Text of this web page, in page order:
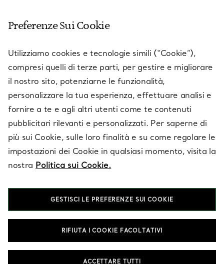
SU TIFFANY & CO.
LEGALE
SEGUICI
T&Co. 2026
Preferenze Sui Cookie
Utilizziamo cookies e tecnologie simili (“Cookie”),
compresi quelli di terze parti, per gestire e migliorare
il nostro sito, potenziarne le funzionalità,
personalizzare la tua esperienza, effettuare analisi e
fornire a te e agli altri utenti come te contenuti
pubblicitari rilevanti e personalizzati. Per saperne di
più sui Cookie, sulle loro finalità e su come regolare le
impostazioni dei Cookie in qualsiasi momento, visita la
nostra Politica sui Cookie.
GESTISCI LE PREFERENZE SUI COOKIE
RIFIUTA I COOKIE FACOLTATIVI
ACCETTARE TUTTI